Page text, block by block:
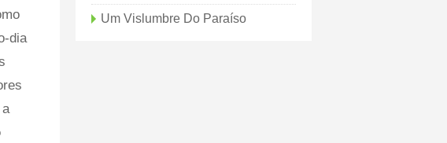
dia
a
Um Vislumbre Do Paraíso